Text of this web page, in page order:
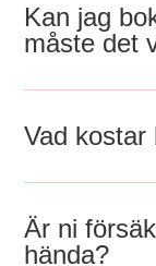
Kan jag
måste det
Vad kostar
Är ni
hända?